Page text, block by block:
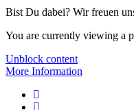
Bist Du dabei? Wir freuen
You are currently viewing a
Unblock content
More Information